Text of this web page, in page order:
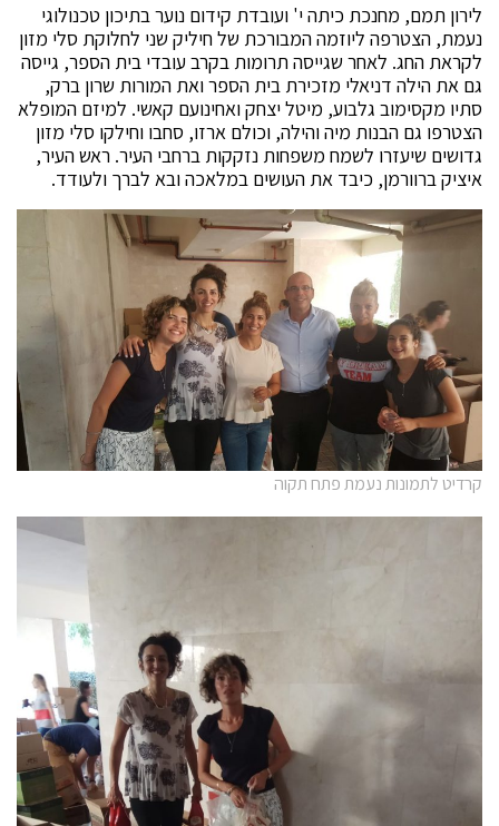
לירון תמם, מחנכת כיתה י' ועובדת קידום נוער בתיכון טכנולוגי
נעמת, הצטרפה ליוזמה המבורכת של חיליק שני לחלוקת סלי מזון
לקראת החג. לאחר שגייסה תרומות בקרב עובדי בית הספר, גייסה
גם את הילה דניאלי מזכירת בית הספר ואת המורות שרון ברק,
סתיו מקסימוב גלבוע, מיטל יצחק ואחינועם קאשי. למיזם המופלא
הצטרפו גם הבנות מיה והילה, וכולם ארזו, סחבו וחילקו סלי מזון
גדושים שיעזרו לשמח משפחות נזקקות ברחבי העיר. ראש העיר,
איציק ברוורמן, כיבד את העושים במלאכה ובא לברך ולעודד.
קרדיט לתמונות נעמת פתח תקוה